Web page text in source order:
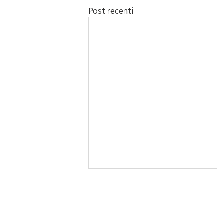
Post recenti